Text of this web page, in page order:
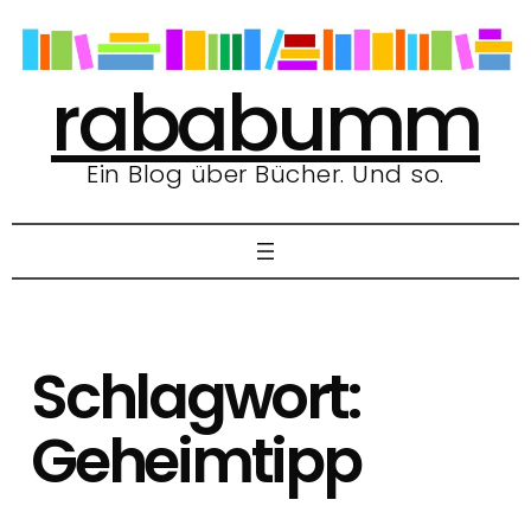
Inhalt
springen
rababumm
Ein Blog über Bücher. Und so.
Schlagwort:
Geheimtipp